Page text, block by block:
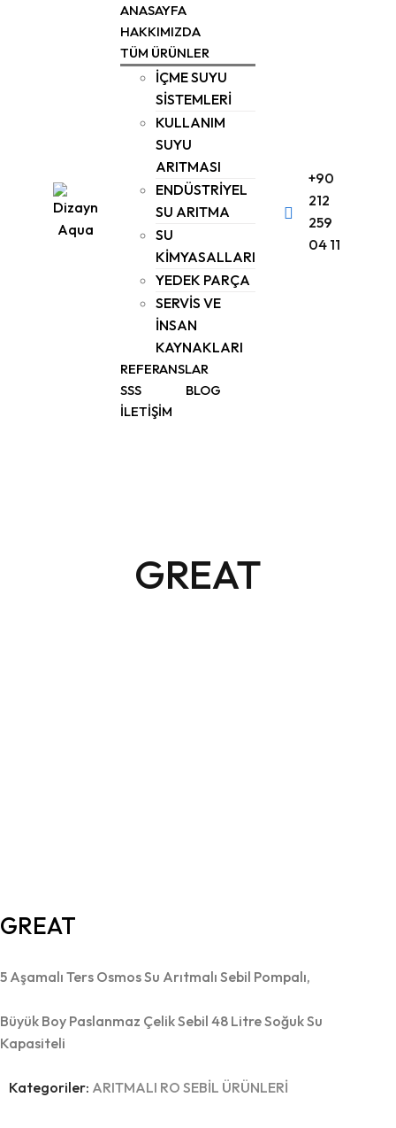
ANASAYFA
HAKKIMIZDA
TÜM ÜRÜNLER
İÇME SUYU
SİSTEMLERİ
KULLANIM
SUYU
ARITMASI
ENDÜSTRİYEL
SU ARITMA
SU
KİMYASALLARI
YEDEK PARÇA
SERVİS VE
İNSAN
KAYNAKLARI
REFERANSLAR
SSS
BLOG
İLETIŞIM
+90
212
259
04 11
GREAT
GREAT
5 Aşamalı Ters Osmos Su Arıtmalı Sebil Pompalı,
Büyük Boy Paslanmaz Çelik Sebil 48 Litre Soğuk Su
Kapasiteli
Kategoriler: ARITMALI RO SEBİL ÜRÜNLERİ